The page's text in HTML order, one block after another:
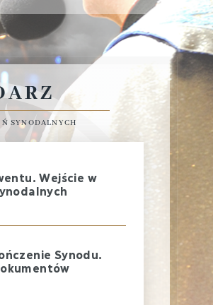
SYNODALNYCH
Wejście w
Synodu.